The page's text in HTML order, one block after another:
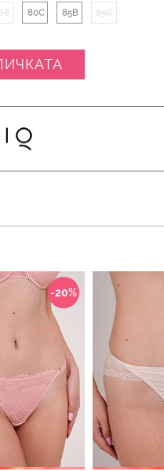
80C 85B 85C
-20%